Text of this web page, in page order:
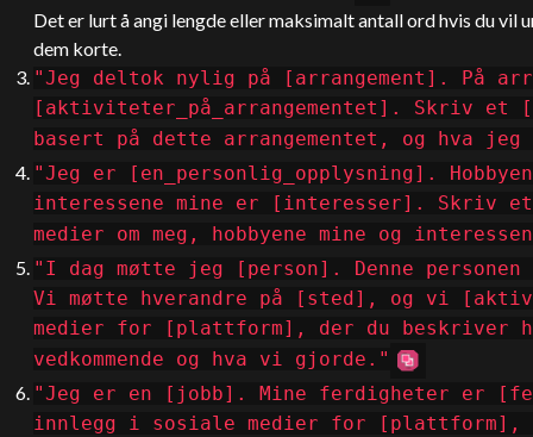
Det er lurt å angi lengde eller maksimalt antall ord hvis du vil
dem korte.
"Jeg deltok nylig på [arrangement]. På
[aktiviteter_på_arrangementet]. Skriv et
basert på dette arrangementet, og hva
"Jeg er [en_personlig_opplysning].
interessene mine er [interesser]. Skriv
medier om meg, hobbyene mine og
"I dag møtte jeg [person]. Denne personen
Vi møtte hverandre på [sted], og vi
medier for [plattform], der du beskriver
vedkommende og hva vi gjorde."
"Jeg er en [jobb]. Mine ferdigheter er
innlegg i sosiale medier for [plattform],